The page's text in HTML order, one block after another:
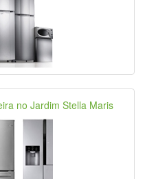
no Jardim Stella Maris